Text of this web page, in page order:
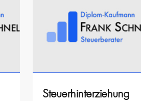
Steuerhinterziehung